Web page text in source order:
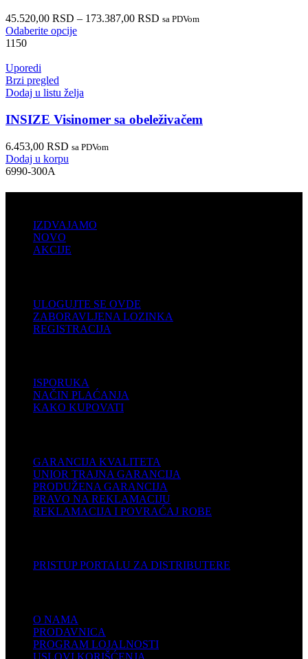
45.520,00 RSD – 173.387,00 RSD sa PDVom
Odaberite opcije
1150
Uporedi
Brzi pregled
Dodaj u listu želja
INSIZE Visinomer sa obeleživačem
6.453,00 RSD sa PDVom
Dodaj u korpu
6990-300A
IZDVAJAMO
NOVO
AKCIJE
ULOGUJTE SE OVDE
ZABORAVLJENA LOZINKA
REGISTRACIJA
ISPORUKA
NAČIN PLAĆANJA
KAKO KUPOVATI
GARANCIJA KVALITETA
UNIOR TRAJNA GARANCIJA
PRODUŽENA GARANCIJA
PRAVO NA REKLAMACIJU
REKLAMACIJA I POVRAĆAJ ROBE
PRISTUP PORTALU ZA DISTRIBUTERE
O NAMA
PRODAVNICA
PROGRAM LOJALNOSTI
USLOVI KORIŠĆENJA